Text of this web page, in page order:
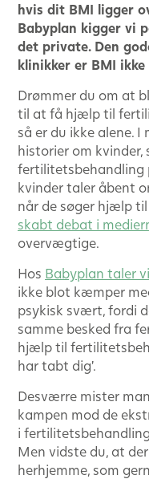
hvis dit BMI ligger
Babyplan kigger vi
det private. Den
klinikker er BMI
Drømmer du om at
til at få hjælp til
så er du ikke alene.
historier om
fertilitetsbehandling
kvinder taler åbent
når de søger hjælp
skabt debat i
overvægtige.
Hos Babyplan taler
ikke blot kæmper
psykisk svært, fordi
samme besked fra
hjælp til
har tabt dig’.
Desværre mister
kampen mod de
i
Men vidste du, at
herhjemme, som